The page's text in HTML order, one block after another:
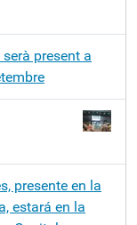
present a
presente en la
estará en la